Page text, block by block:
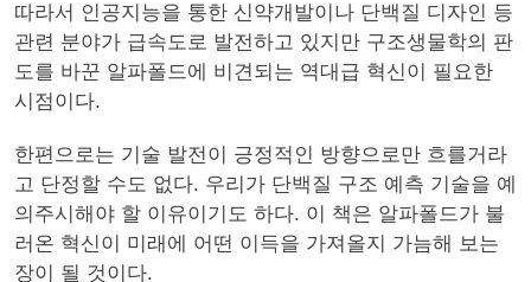
따라서 인공지능을 통한 신약개발이나 단백질 디자인 등
관련 분야가 급속도로 발전하고 있지만 구조생물학의 판
도를 바꾼 알파폴드에 비견되는 역대급 혁신이 필요한
시점이다.
한편으로는 기술 발전이 긍정적인 방향으로만 흐를거라
고 단정할 수도 없다. 우리가 단백질 구조 예측 기술을 예
의주시해야 할 이유이기도 하다. 이 책은 알파폴드가 불
러온 혁신이 미래에 어떤 이득을 가져올지 가늠해 보는
장이 될 것이다.